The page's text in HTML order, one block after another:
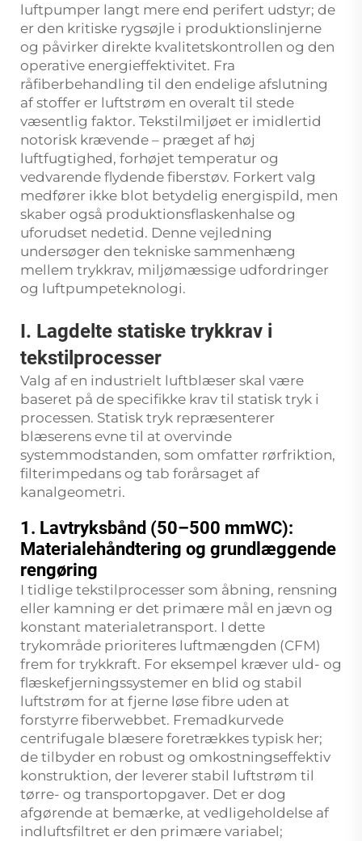
luftpumper langt mere end perifert udstyr; de
er den kritiske rygsøjle i produktionslinjerne
og påvirker direkte kvalitetskontrollen og den
operative energieffektivitet. Fra
råfiberbehandling til den endelige afslutning
af stoffer er luftstrøm en overalt til stede
væsentlig faktor. Tekstilmiljøet er imidlertid
notorisk krævende – præget af høj
luftfugtighed, forhøjet temperatur og
vedvarende flydende fiberstøv. Forkert valg
medfører ikke blot betydelig energispild, men
skaber også produktionsflaskenhalse og
uforudset nedetid. Denne vejledning
undersøger den tekniske sammenhæng
mellem trykkrav, miljømæssige udfordringer
og luftpumpeteknologi.
I. Lagdelte statiske trykkrav i
tekstilprocesser
Valg af en industrielt luftblæser skal være
baseret på de specifikke krav til statisk tryk i
processen. Statisk tryk repræsenterer
blæserens evne til at overvinde
systemmodstanden, som omfatter rørfriktion,
filterimpedans og tab forårsaget af
kanalgeometri.
1. Lavtryksbånd (50–500 mmWC):
Materialehåndtering og grundlæggende
rengøring
I tidlige tekstilprocesser som åbning, rensning
eller kamning er det primære mål en jævn og
konstant materialetransport. I dette
trykområde prioriteres luftmængden (CFM)
frem for trykkraft. For eksempel kræver uld- og
flæskefjerningssystemer en blid og stabil
luftstrøm for at fjerne løse fibre uden at
forstyrre fiberwebbet. Fremadkurvede
centrifugale blæsere foretrækkes typisk her;
de tilbyder en robust og omkostningseffektiv
konstruktion, der leverer stabil luftstrøm til
tørre- og transportopgaver. Det er dog
afgørende at bemærke, at vedligeholdelse af
indluftsfiltret er den primære variabel;